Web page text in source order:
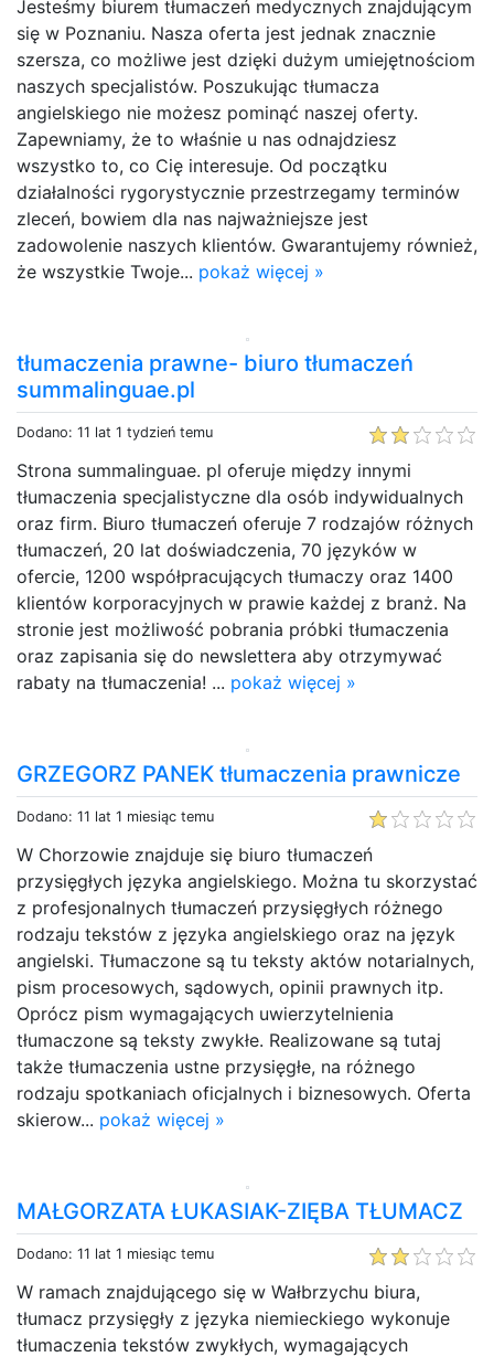
Jesteśmy biurem tłumaczeń medycznych znajdującym
się w Poznaniu. Nasza oferta jest jednak znacznie
szersza, co możliwe jest dzięki dużym umiejętnościom
naszych specjalistów. Poszukując tłumacza
angielskiego nie możesz pominąć naszej oferty.
Zapewniamy, że to właśnie u nas odnajdziesz
wszystko to, co Cię interesuje. Od początku
działalności rygorystycznie przestrzegamy terminów
zleceń, bowiem dla nas najważniejsze jest
zadowolenie naszych klientów. Gwarantujemy również,
że wszystkie Twoje... pokaż więcej »
tłumaczenia prawne- biuro tłumaczeń
summalinguae.pl
Dodano: 11 lat 1 tydzień temu
Strona summalinguae. pl oferuje między innymi
tłumaczenia specjalistyczne dla osób indywidualnych
oraz firm. Biuro tłumaczeń oferuje 7 rodzajów różnych
tłumaczeń, 20 lat doświadczenia, 70 języków w
ofercie, 1200 współpracujących tłumaczy oraz 1400
klientów korporacyjnych w prawie każdej z branż. Na
stronie jest możliwość pobrania próbki tłumaczenia
oraz zapisania się do newslettera aby otrzymywać
rabaty na tłumaczenia! ... pokaż więcej »
GRZEGORZ PANEK tłumaczenia prawnicze
Dodano: 11 lat 1 miesiąc temu
W Chorzowie znajduje się biuro tłumaczeń
przysięgłych języka angielskiego. Można tu skorzystać
z profesjonalnych tłumaczeń przysięgłych różnego
rodzaju tekstów z języka angielskiego oraz na język
angielski. Tłumaczone są tu teksty aktów notarialnych,
pism procesowych, sądowych, opinii prawnych itp.
Oprócz pism wymagających uwierzytelnienia
tłumaczone są teksty zwykłe. Realizowane są tutaj
także tłumaczenia ustne przysięgłe, na różnego
rodzaju spotkaniach oficjalnych i biznesowych. Oferta
skierow... pokaż więcej »
MAŁGORZATA ŁUKASIAK-ZIĘBA TŁUMACZ
Dodano: 11 lat 1 miesiąc temu
W ramach znajdującego się w Wałbrzychu biura,
tłumacz przysięgły z języka niemieckiego wykonuje
tłumaczenia tekstów zwykłych, wymagających